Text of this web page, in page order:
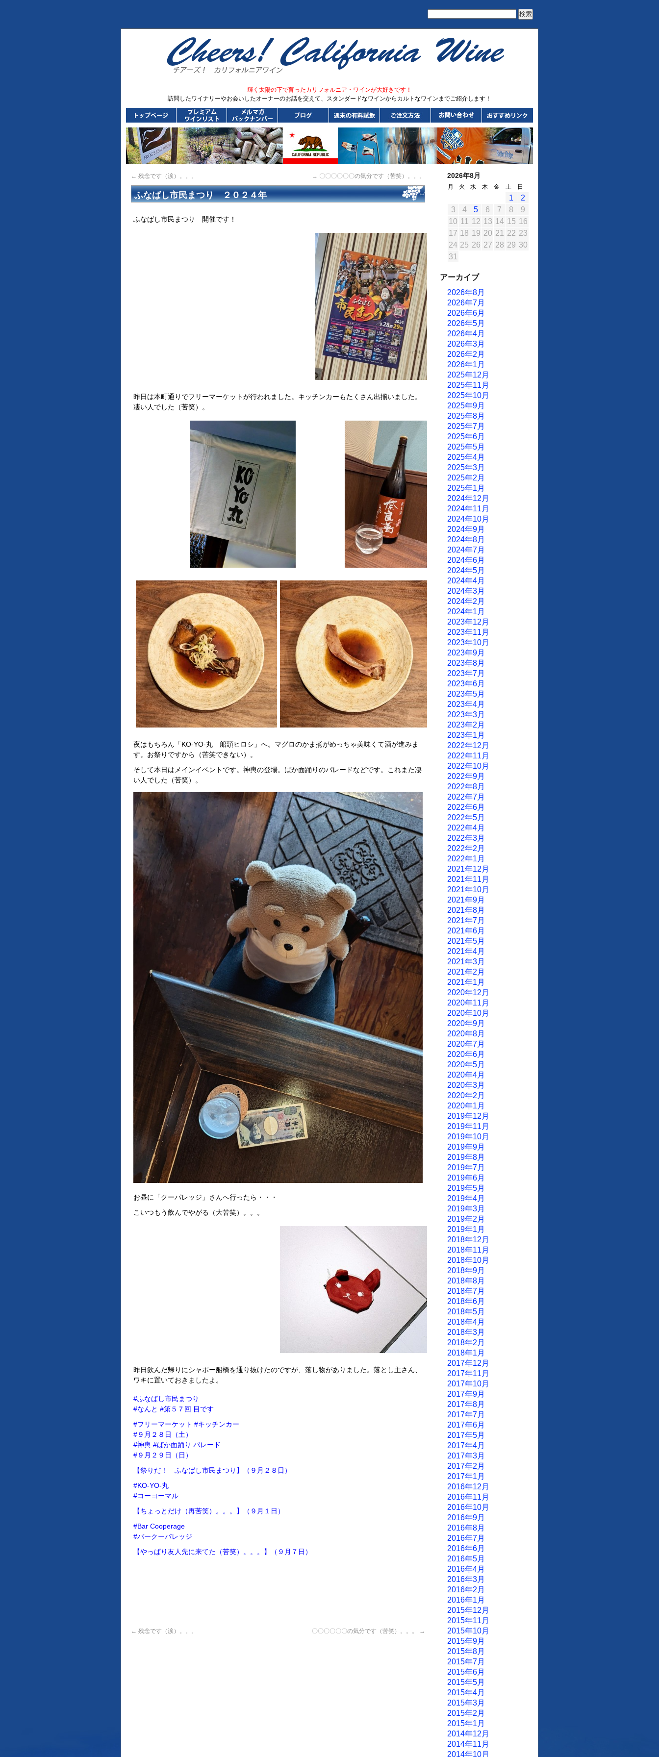
輝く太陽の下で育ったカリフォルニア・ワインが大好きです！
訪問したワイナリーやお会いしたオーナーのお話を交えて、スタンダードなワインからカルトなワインまでご紹介します！
← 残念です（涙）。。。 → 〇〇〇〇〇〇の気分です（苦笑）。。。
ふなばし市民まつり ２０２４年
ふなばし市民まつり 開催です！
昨日は本町通りでフリーマーケットが行われました。キッチンカーもたくさん出揃いました。
凄い人でした（苦笑）。
夜はもちろん「KO-YO-丸 船頭ヒロシ」へ。マグロのかま煮がめっちゃ美味くて酒が進みま
す。お祭りですから（苦笑できない）。
そして本日はメインイベントです。神輿の登場。ばか面踊りのパレードなどです。これまた凄
い人でした（苦笑）。
お昼に「クーパレッジ」さんへ行ったら・・・
こいつもう飲んでやがる（大苦笑）。。。
昨日飲んだ帰りにシャポー船橋を通り抜けたのですが、落し物がありました。落とし主さん、
ワキに置いておきましたよ。
#ふなばし市民まつり
#なんと #第５７回 目です
#フリーマーケット #キッチンカー
#９月２８日（土）
#神輿 #ばか面踊り パレード
#９月２９日（日）
【祭りだ！ ふなばし市民まつり】（９月２８日）
#KO-YO-丸
#コーヨーマル
【ちょっとだけ（再苦笑）。。。】（９月１日）
#Bar Cooperage
#バークーパレッジ
【やっぱり友人先に来てた（苦笑）。。。】（９月７日）
← 残念です（涙）。。。 〇〇〇〇〇〇の気分です（苦笑）。。。 →
2026年8月
月 火 水 木 金 土 日
1
2
3
4 5 6 7 8
9
10 11 12 13 14 15 16
17 18 19 20 21 22 23
24 25 26 27 28 29 30
31
アーカイブ
2026年8月
2026年7月
2026年6月
2026年5月
2026年4月
2026年3月
2026年2月
2026年1月
2025年12月
2025年11月
2025年10月
2025年9月
2025年8月
2025年7月
2025年6月
2025年5月
2025年4月
2025年3月
2025年2月
2025年1月
2024年12月
2024年11月
2024年10月
2024年9月
2024年8月
2024年7月
2024年6月
2024年5月
2024年4月
2024年3月
2024年2月
2024年1月
2023年12月
2023年11月
2023年10月
2023年9月
2023年8月
2023年7月
2023年6月
2023年5月
2023年4月
2023年3月
2023年2月
2023年1月
2022年12月
2022年11月
2022年10月
2022年9月
2022年8月
2022年7月
2022年6月
2022年5月
2022年4月
2022年3月
2022年2月
2022年1月
2021年12月
2021年11月
2021年10月
2021年9月
2021年8月
2021年7月
2021年6月
2021年5月
2021年4月
2021年3月
2021年2月
2021年1月
2020年12月
2020年11月
2020年10月
2020年9月
2020年8月
2020年7月
2020年6月
2020年5月
2020年4月
2020年3月
2020年2月
2020年1月
2019年12月
2019年11月
2019年10月
2019年9月
2019年8月
2019年7月
2019年6月
2019年5月
2019年4月
2019年3月
2019年2月
2019年1月
2018年12月
2018年11月
2018年10月
2018年9月
2018年8月
2018年7月
2018年6月
2018年5月
2018年4月
2018年3月
2018年2月
2018年1月
2017年12月
2017年11月
2017年10月
2017年9月
2017年8月
2017年7月
2017年6月
2017年5月
2017年4月
2017年3月
2017年2月
2017年1月
2016年12月
2016年11月
2016年10月
2016年9月
2016年8月
2016年7月
2016年6月
2016年5月
2016年4月
2016年3月
2016年2月
2016年1月
2015年12月
2015年11月
2015年10月
2015年9月
2015年8月
2015年7月
2015年6月
2015年5月
2015年4月
2015年3月
2015年2月
2015年1月
2014年12月
2014年11月
2014年10月